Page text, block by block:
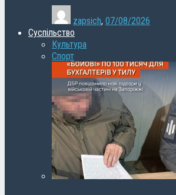
zapsich, 07/08/2026
Суспільство
Культура
Спорт